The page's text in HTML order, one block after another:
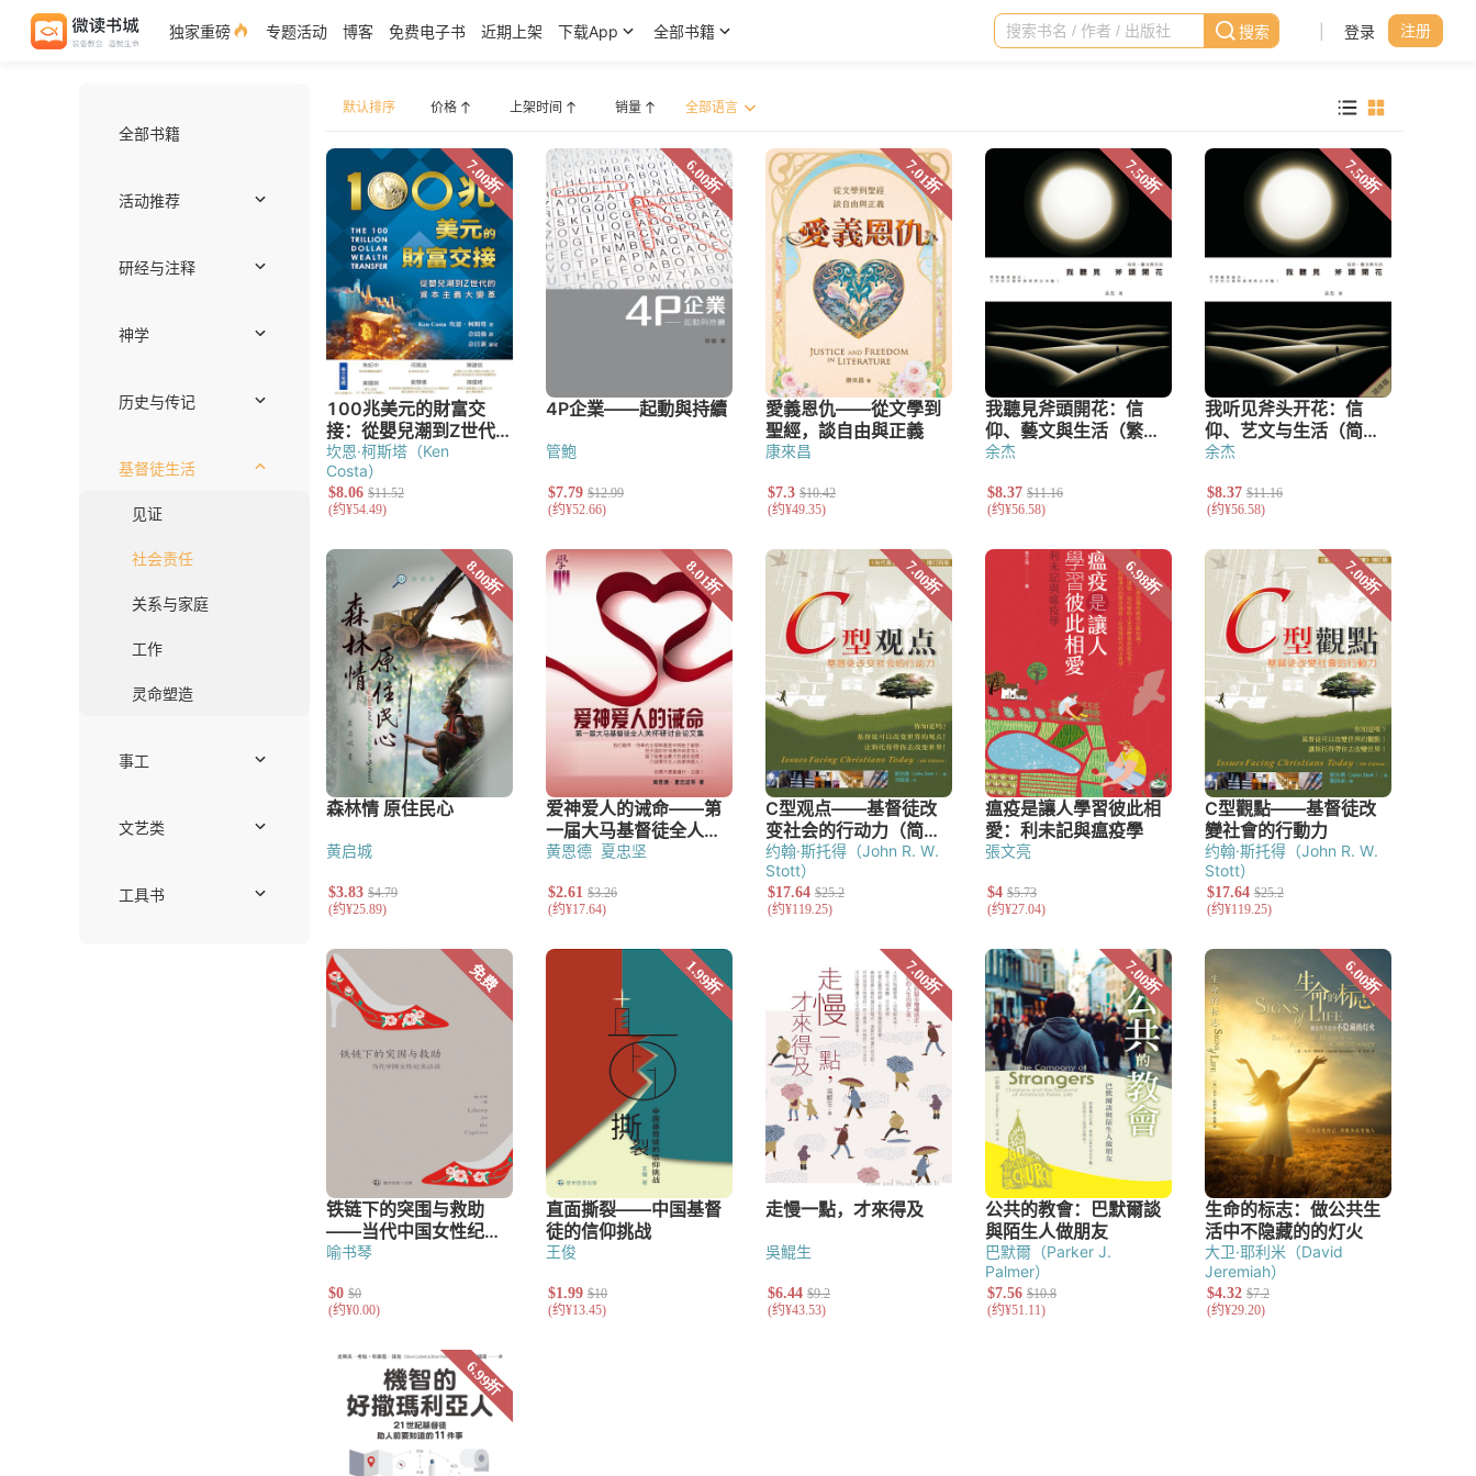
独家重磅 专题活动 博客 免费电子书 近期上架 下载App 全部书籍 登录 注册
全部书籍
独家好书
作者推荐——约翰·派博（John Piper）
注释书专区
编辑推荐
近期上架
免费电子书
套装优惠
研经与注释
注释
圣经语言
圣经神学
释经
综览
神学
护教与文化研究
教牧神学
系统神学
历史神学
历史与传记
传记
主题研究
华人教会史
现当代
通史
宗教改革
中世纪
基督徒生活
工作
崇拜、音乐与艺术
教会治理
讲道
基督教教育
诗歌
散文
工具书
默认排序 价格 上架时间 销量
坎恩·柯斯塔（Ken
Costa）
管鮑 康來昌 余杰 余杰
黄启城 黄恩德 夏忠坚
约翰·斯托得（John R. W.
Stott）
張文亮
约翰·斯托得（John R. W.
Stott）
喻书琴 王俊 吳鯤生
巴默爾（Parker J.
Palmer）
大卫·耶利米（David
Jeremiah）